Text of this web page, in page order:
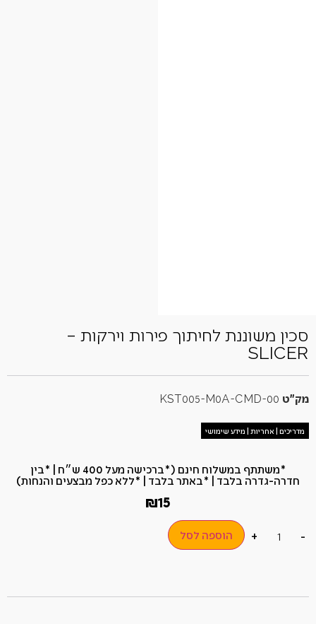
סכין משוננת לחיתוך פירות וירקות –
SLICER
מק"ט
מדריכים | אחריות | מידע שימושי
*משתתף במשלוח חינם (*ברכישה מעל 400 ש״ח​ | *בין
חדרה-גדרה בלבד | *באתר בלבד | *ללא כפל מבצעים והנחות)
₪15
-
+ הוספה לסל